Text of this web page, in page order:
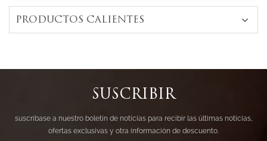
PRODUCTOS CALIENTES
SUSCRIBIR
suscríbase a nuestro boletín de noticias para recibir las últimas noticias,
ofertas exclusivas y otra información de descuento.